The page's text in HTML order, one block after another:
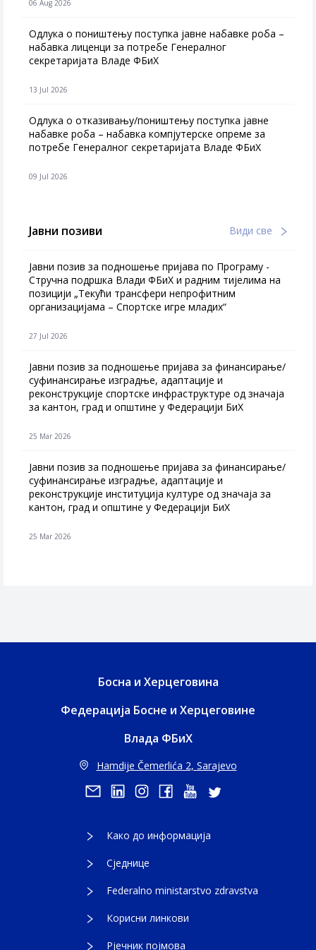
06 Aug 2026
Одлука о поништењу поступка јавне набавке роба –
набавка лиценци за потребе Генералног
секретаријата Владе ФБиХ
13 Jul 2026
Одлука о отказивању/поништењу поступка јавне
набавке роба – набавка компјутерске опреме за
потребе Генералног секретаријата Владе ФБиХ
09 Jul 2026
Јавни позиви Види све
Јавни позив за подношење пријава по Програму -
Стручна подршка Влади ФБиХ и радним тијелима на
позицији „Текући трансфери непрофитним
организацијама – Спортске игре младих“
27 Jul 2026
Jавни позив за подношење пријава за финансирање/
суфинансирање изградње, адаптације и
реконструкције спортске инфраструктуре од значаја
за кантон, град и општине у Федерацији БиХ
25 Mar 2026
Јавни позив за подношење пријава за финансирање/
суфинансирање изградње, адаптације и
реконструкције институција културе од значаја за
кантон, град и општине у Федерацији БиХ
25 Mar 2026
Босна и Херцеговина
Федерација Босне и Херцеговине
Влада ФБиХ
Hamdije Čemerlića 2, Sarajevo
Како до информација
Сједнице
Federalno ministarstvo zdravstva
Корисни линкови
Рјечник појмова